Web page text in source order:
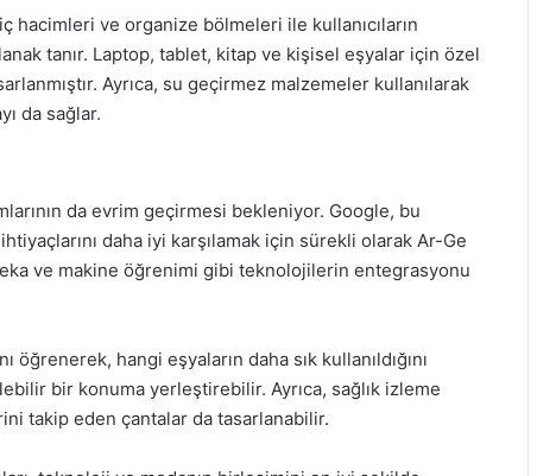
hacimleri ve organize bölmeleri ile kullanıcıların
tanır. Laptop, tablet, kitap ve kişisel eşyalar için özel
Ayrıca, su geçirmez malzemeler kullanılarak
da sağlar.
da evrim geçirmesi bekleniyor. Google, bu
daha iyi karşılamak için sürekli olarak Ar-Ge
ve makine öğrenimi gibi teknolojilerin entegrasyonu
öğrenerek, hangi eşyaların daha sık kullanıldığını
bir konuma yerleştirebilir. Ayrıca, sağlık izleme
takip eden çantalar da tasarlanabilir.